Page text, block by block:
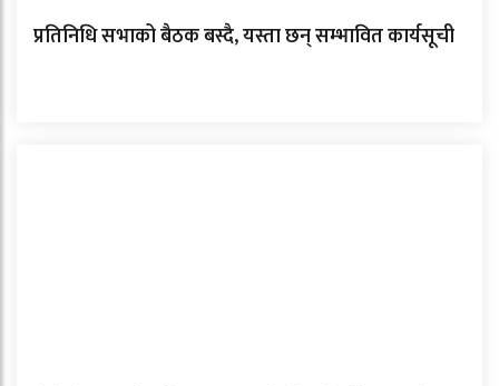
प्रतिनिधि सभाको बैठक बस्दै, यस्ता छन् सम्भावित कार्यसूची